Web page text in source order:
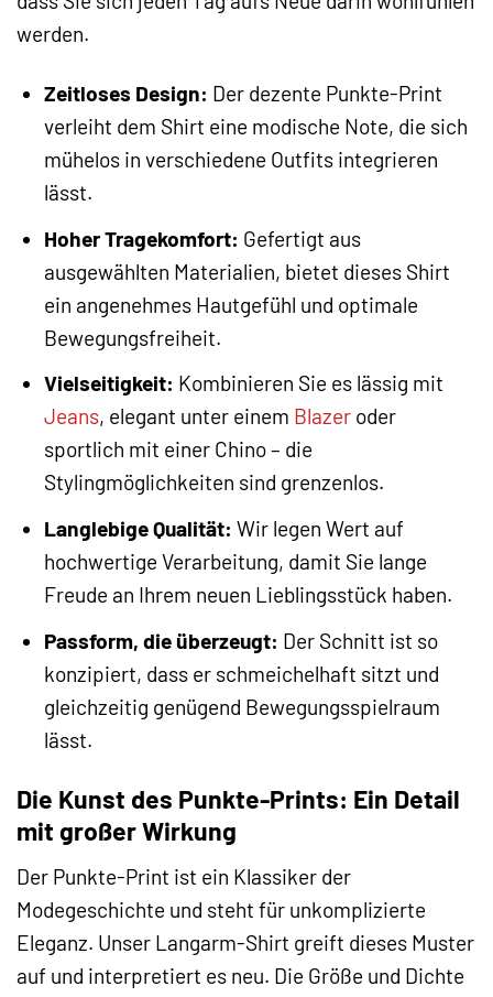
werden.
Zeitloses Design: Der dezente Punkte-Print
verleiht dem Shirt eine modische Note, die sich
mühelos in verschiedene Outfits integrieren
lässt.
Hoher Tragekomfort: Gefertigt aus
ausgewählten Materialien, bietet dieses Shirt
ein angenehmes Hautgefühl und optimale
Bewegungsfreiheit.
Vielseitigkeit: Kombinieren Sie es lässig mit
Jeans, elegant unter einem Blazeroder
sportlich mit einer Chino – die
Stylingmöglichkeiten sind grenzenlos.
Langlebige Qualität: Wir legen Wert auf
hochwertige Verarbeitung, damit Sie lange
Freude an Ihrem neuen Lieblingsstück haben.
Passform, die überzeugt: Der Schnitt ist so
konzipiert, dass er schmeichelhaft sitzt und
gleichzeitig genügend Bewegungsspielraum
lässt.
Die Kunst des Punkte-Prints: Ein Detail
mit großer Wirkung
Der Punkte-Print ist ein Klassiker der
Modegeschichte und steht für unkomplizierte
Eleganz. Unser Langarm-Shirt greift dieses Muster
auf und interpretiert es neu. Die Größe und Dichte